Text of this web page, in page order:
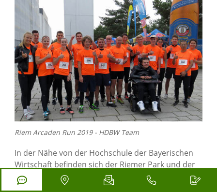
Riem Arcaden Run 2019 - HDBW Team
In der Nähe von der Hochschule der Bayerischen
Wirtschaft befinden sich der Riemer Park und der
Riemer Badesee. Beide sind definitiv den Besuch
wert - zum Schwimmen vor oder nach den